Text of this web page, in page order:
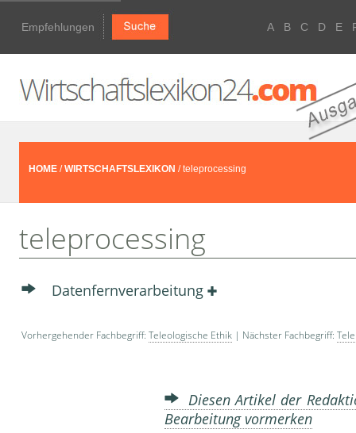
Empfehlungen A B C D E
HOME /WIRTSCHAFTSLEXIKON / teleprocessing
teleprocessing
Datenfernverarbeitung
Vorhergehender Fachbegriff: Teleologische Ethik | Nächster Fachbegriff:
Diesen Artikel der
Bearbeitung vormerken